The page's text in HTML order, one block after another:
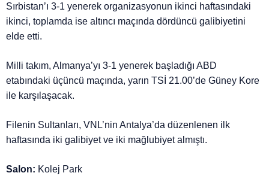
Sırbistan’ı 3-1 yenerek organizasyonun ikinci haftasındaki
ikinci, toplamda ise altıncı maçında dördüncü galibiyetini
elde etti.
Milli takım, Almanya’yı 3-1 yenerek başladığı ABD
etabındaki üçüncü maçında, yarın TSİ 21.00’de Güney Kore
ile karşılaşacak.
Filenin Sultanları, VNL’nin Antalya’da düzenlenen ilk
haftasında iki galibiyet ve iki mağlubiyet almıştı.
Salon: Kolej Park